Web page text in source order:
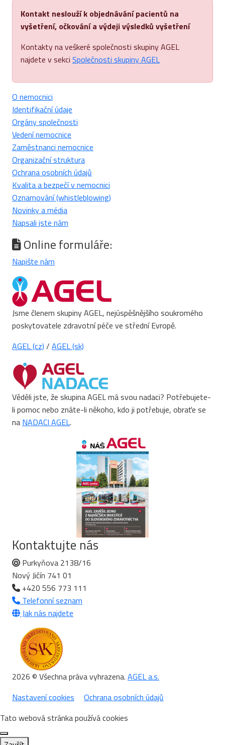
Kontakt neslouží k objednávání pacientů na
vyšetření, očkování a výdeji výsledků vyšetření
Kontakty na veškeré společnosti skupiny AGEL
najdete v sekci Společnosti skupiny AGEL
O nemocnici
Identifikační údaje
Orgány společnosti
Vedení nemocnice
Zaměstnanci nemocnice
Organizační struktura
Ochrana osobních údajů
Kvalita a bezpečí v nemocnici
Oznamování (whistleblowing)
Novinky a média
Napsali jste nám
Online formuláře:
Napište nám
Jsme členem skupiny AGEL, nejúspěšnějšího soukromého
poskytovatele zdravotní péče ve střední Evropě.
AGEL (cz) / AGEL (sk)
Věděli jste, že skupina AGEL má svou nadaci? Potřebujete-
li pomoc nebo znáte-li někoho, kdo ji potřebuje, obraťe se
na NADACI AGEL.
Kontaktujte nás
Purkyňova 2138/16
Nový Jičín 741 01
+420 556 773 111
Telefonní seznam
Jak nás najdete
2026 © Všechna práva vyhrazena. AGEL a.s.
Nastavení cookies
Ochrana osobních údajů
Tato webová stránka používá cookies